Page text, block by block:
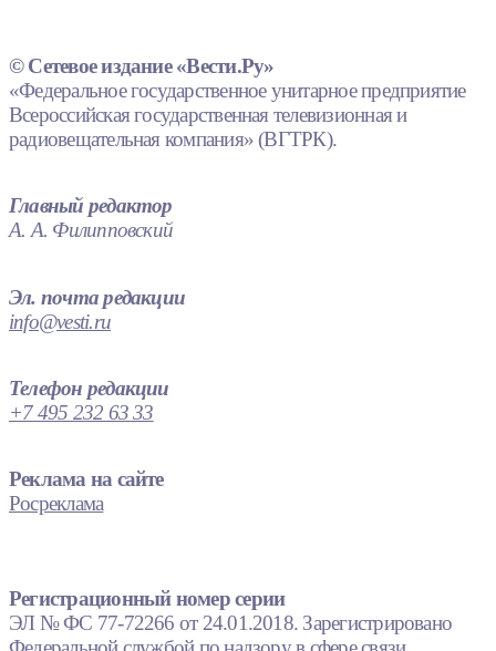
© Сетевое издание «Вести.Ру»
«Федеральное государственное унитарное предприятие
Всероссийская государственная телевизионная и
радиовещательная компания» (ВГТРК).
Главный редактор
А. А. Филипповский
Эл. почта редакции
info@vesti.ru
Телефон редакции
+7 495 232 63 33
Реклама на сайте
Росреклама
Регистрационный номер серии
ЭЛ № ФС 77-72266 от 24.01.2018. Зарегистрировано